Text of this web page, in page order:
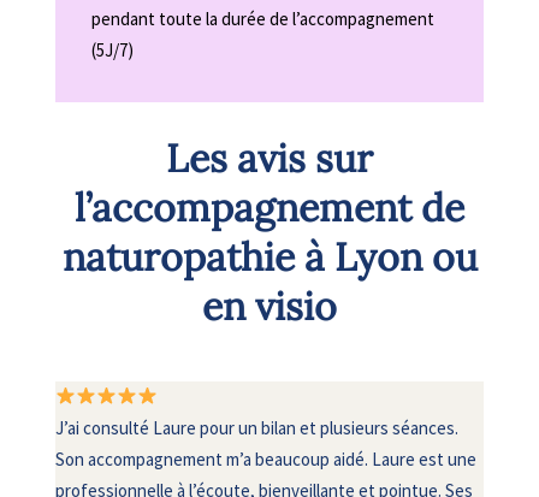
pendant toute la durée de l’accompagnement
(5J/7)
Les avis sur
l’accompagnement de
naturopathie à Lyon ou
en visio
J’ai consulté Laure pour un bilan et plusieurs séances.
Son accompagnement m’a beaucoup aidé. Laure est une
professionnelle à l’écoute, bienveillante et pointue. Ses